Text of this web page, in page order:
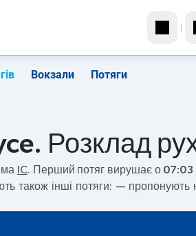
Вокзали Потяги
Розклад
IC. Перший потяг вирушає о 07:03
також інші потяги: — пропонують